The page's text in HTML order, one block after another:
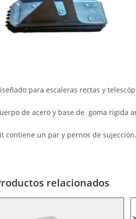
para escaleras rectas y
de acero y base de goma rígida
contiene un par y pernos de sujección.
relacionados